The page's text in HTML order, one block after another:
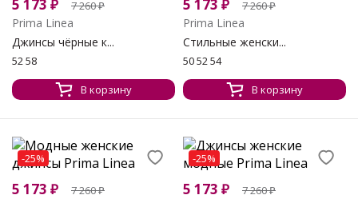
5 173 ₽ 7 260₽
Prima Linea
Джинсы чёрные к...
52 58
В корзину
5 173 ₽ 7 260₽
Prima Linea
Стильные женски...
50 52 54
В корзину
-25%
5 173 ₽ 7 260₽
-25%
5 173 ₽ 7 260₽